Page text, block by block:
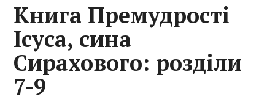
Книга Премудрості
Ісуса, сина
Сирахового: розділи
7-9